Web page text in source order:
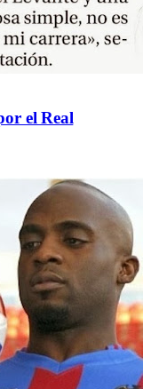
el Real